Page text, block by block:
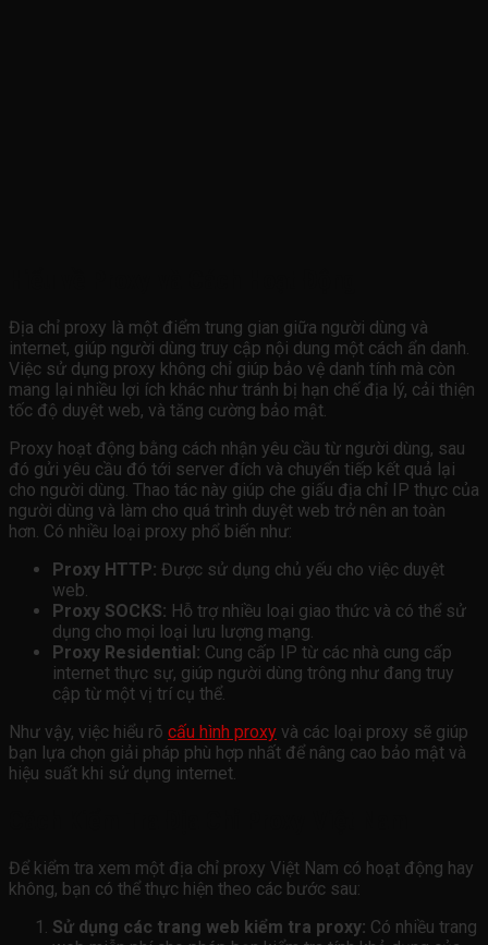
Địa chỉ proxy là một điểm trung gian giữa người dùng và
internet, giúp người dùng truy cập nội dung một cách ẩn danh.
Việc sử dụng proxy không chỉ giúp bảo vệ danh tính mà còn
mang lại nhiều lợi ích khác như tránh bị hạn chế địa lý, cải thiện
tốc độ duyệt web, và tăng cường bảo mật.
Proxy hoạt động bằng cách nhận yêu cầu từ người dùng, sau
đó gửi yêu cầu đó tới server đích và chuyển tiếp kết quả lại
cho người dùng. Thao tác này giúp che giấu địa chỉ IP thực của
người dùng và làm cho quá trình duyệt web trở nên an toàn
hơn. Có nhiều loại proxy phổ biến như:
Proxy HTTP: Được sử dụng chủ yếu cho việc duyệt
web.
Proxy SOCKS: Hỗ trợ nhiều loại giao thức và có thể sử
dụng cho mọi loại lưu lượng mạng.
Proxy Residential: Cung cấp IP từ các nhà cung cấp
internet thực sự, giúp người dùng trông như đang truy
cập từ một vị trí cụ thể.
Như vậy, việc hiểu rõ cấu hình proxy và các loại proxy sẽ giúp
bạn lựa chọn giải pháp phù hợp nhất để nâng cao bảo mật và
hiệu suất khi sử dụng internet.
Để kiểm tra xem một địa chỉ proxy Việt Nam có hoạt động hay
không, bạn có thể thực hiện theo các bước sau:
Sử dụng các trang web kiểm tra proxy: Có nhiều trang